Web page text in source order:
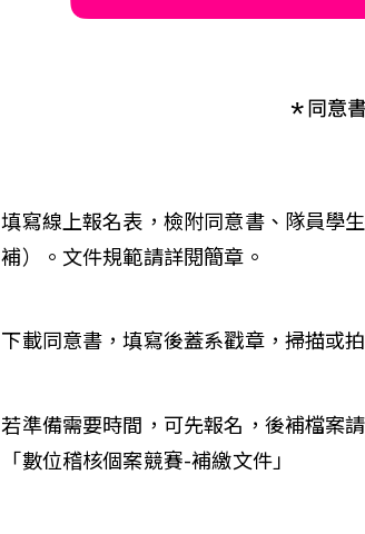
填寫線上報名表，檢附同意書、隊員學
補）。文件規範請詳閱簡章。
下載同意書，填寫後蓋系戳章，掃描或
若準備需要時間，可先報名，後補檔案
「數位稽核個案競賽-補繳文件」